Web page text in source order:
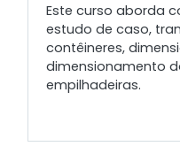
Este curso aborda
estudo de caso,
contêineres,
dimensionamento
empilhadeiras.